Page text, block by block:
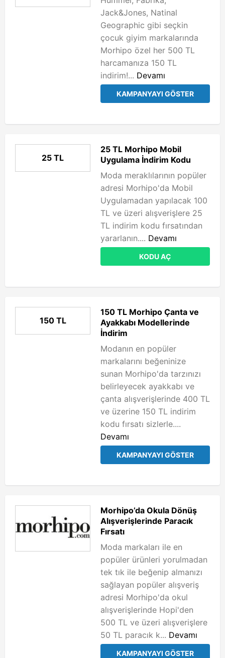
Jack&Jones, Natinal
Geographic gibi seçkin
çocuk giyim markalarında
Morhipo özel her 500 TL
harcamanıza 150 TL
indirim!... Devamı
KAMPANYAYI GÖSTER
25 TL
25 TL Morhipo Mobil
Uygulama İndirim Kodu
Moda meraklılarının popüler
adresi Morhipo'da Mobil
Uygulamadan yapılacak 100
TL ve üzeri alışverişlere 25
TL indirim kodu fırsatından
yararlanın.... Devamı
KODU AÇ
150 TL
150 TL Morhipo Çanta ve
Ayakkabı Modellerinde
İndirim
Modanın en popüler
markalarını beğeninize
sunan Morhipo'da tarzınızı
belirleyecek ayakkabı ve
çanta alışverişlerinde 400 TL
ve üzerine 150 TL indirim
kodu fırsatı sizlerle....
Devamı
KAMPANYAYI GÖSTER
Morhipo’da Okula Dönüş
Alışverişlerinde Paracık
Fırsatı
Moda markaları ile en
popüler ürünleri yorulmadan
tek tık ile beğenip almanızı
sağlayan popüler alışveriş
adresi Morhipo'da okul
alışverişlerinde Hopi'den
500 TL ve üzeri alışverişlere
50 TL paracık k... Devamı
KAMPANYAYI GÖSTER